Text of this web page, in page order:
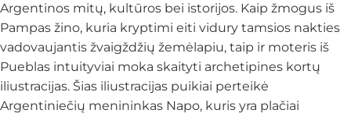
Argentinos mitų, kultūros bei istorijos. Kaip žmogus iš
Pampas žino, kuria kryptimi eiti vidury tamsios nakties
vadovaujantis žvaigždžių žemėlapiu, taip ir moteris iš
Pueblas intuityviai moka skaityti archetipines kortų
iliustracijas. Šias iliustracijas puikiai perteikė
Argentiniečių menininkas Napo, kuris yra plačiai